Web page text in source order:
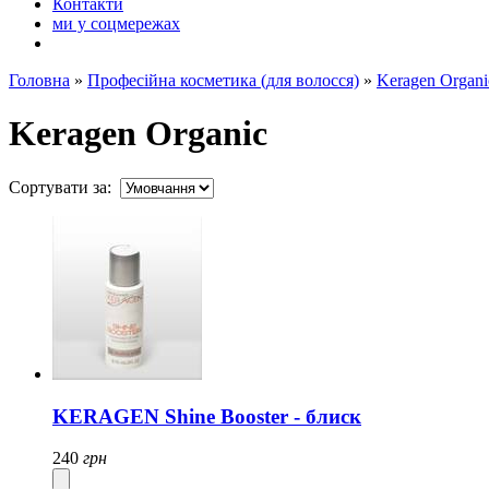
Контакти
ми у соцмережах
Головна » Професійна косметика (для волосся) » Keragen
Keragen Organic
Сортувати за:
KERAGEN Shine Booster - блиск
240 грн